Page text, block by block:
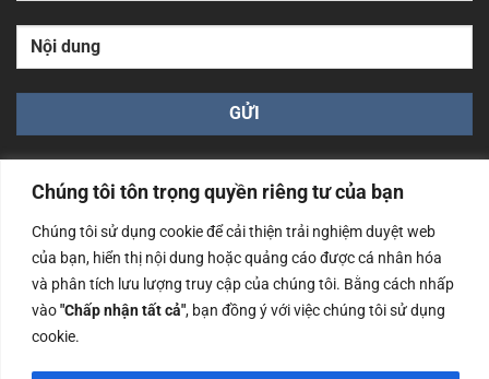
Chúng tôi tôn trọng quyền riêng tư của bạn
Chúng tôi sử dụng cookie để cải thiện trải nghiệm duyệt web
của bạn, hiển thị nội dung hoặc quảng cáo được cá nhân hóa
và phân tích lưu lượng truy cập của chúng tôi. Bằng cách nhấp
vào"Chấp nhận tất cả", bạn đồng ý với việc chúng tôi sử dụng
cookie.
Công ty TNHH Nam Bình Xương - Số ĐKKD: 0108783483
cấp ngày 14/06/2019 bởi Sở Kế Hoạch và Đầu Tư Tp. Hà
Nội
Copyrights @2023 Nam Binh Xuong. All Rights Reserved